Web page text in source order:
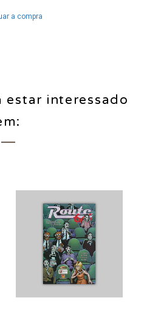
a compra
estar interessado